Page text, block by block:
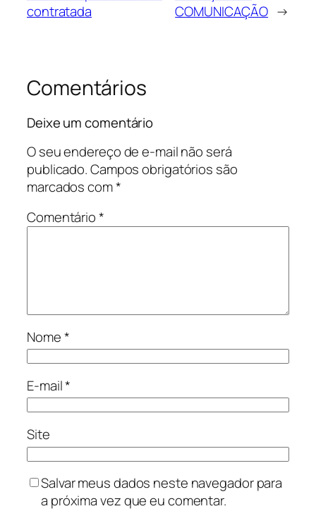
contratada
COMUNICAÇÃO →
Comentários
Deixe um comentário
O seu endereço de e-mail não será
publicado.Campos obrigatórios são
marcados com*
Comentário*
Nome*
E-mail*
Site
Salvar meus dados neste navegador para
a próxima vez que eu comentar.